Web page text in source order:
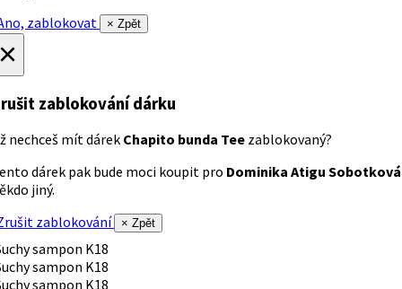
zablokovat
× Zpět
zablokování dárku
nechceš mít dárek Chapito bunda Tee zablokovaný?
dárek pak bude moci koupit pro Dominika Atigu Sobotková
jiný.
zablokování
× Zpět